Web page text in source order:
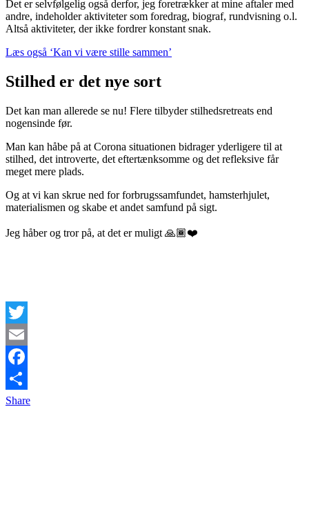
Det er selvfølgelig også derfor, jeg foretrækker at mine aftaler med
andre, indeholder aktiviteter som foredrag, biograf, rundvisning o.l.
Altså aktiviteter, der ikke fordrer konstant snak.
Læs også ‘Kan vi være stille sammen’
Stilhed er det nye sort
Det kan man allerede se nu! Flere tilbyder stilhedsretreats end
nogensinde før.
Man kan håbe på at Corona situationen bidrager yderligere til at
stilhed, det introverte, det eftertænksomme og det refleksive får
meget mere plads.
Og at vi kan skrue ned for forbrugssamfundet, hamsterhjulet,
materialismen og skabe et andet samfund på sigt.
Jeg håber og tror på, at det er muligt 🙏🏾❤️
Twitter
Email
Facebook
Share